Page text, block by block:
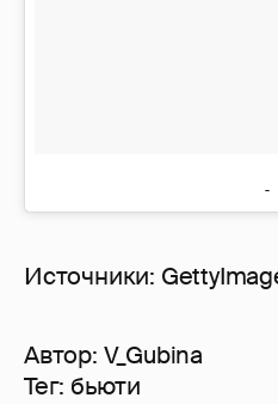
Источники:
Автор: V_Gubina
Тег: бьюти